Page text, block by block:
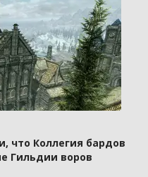
что Коллегия бардов
Гильдии воров